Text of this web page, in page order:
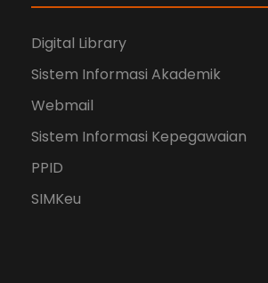
Digital Library
Sistem Informasi Akademik
Webmail
Sistem Informasi Kepegawaian
PPID
SIMKeu